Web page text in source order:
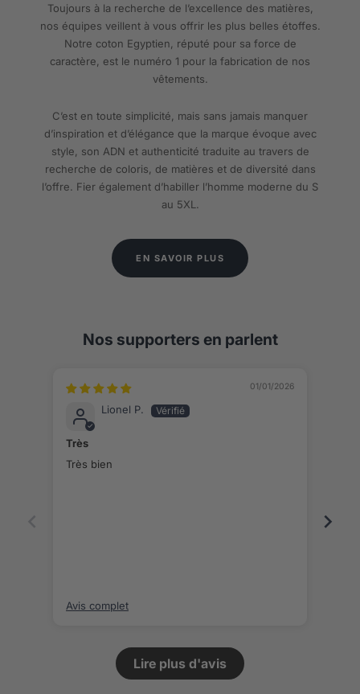
Toujours à la recherche de l’excellence des matières,
nos équipes veillent à vous offrir les plus belles étoffes.
Notre coton Egyptien, réputé pour sa force de
caractère, est le numéro 1 pour la fabrication de nos
vêtements.
C’est en toute simplicité, mais sans jamais manquer
d’inspiration et d’élégance que la marque évoque avec
style, son ADN et authenticité traduite au travers de
recherche de coloris, de matières et de diversité dans
l’offre. Fier également d’habiller l’homme moderne du S
au 5XL.
EN SAVOIR PLUS
Nos supporters en parlent
01/01/2026
Lionel P.
Très
Très bien
Avis complet
Lire plus d'avis